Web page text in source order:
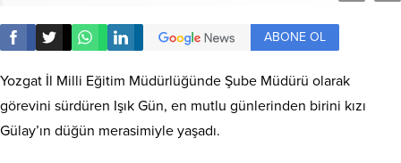
ABONE OL
Yozgat İl Milli Eğitim Müdürlüğünde Şube Müdürü olarak
görevini sürdüren Işık Gün, en mutlu günlerinden birini kızı
Gülay’ın düğün merasimiyle yaşadı.